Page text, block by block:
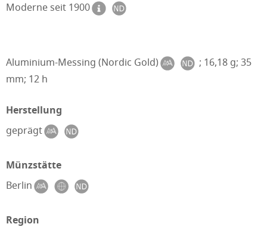
Moderne seit 1900
Aluminium-Messing (Nordic Gold)
; 16,18 g; 35
mm; 12 h
Herstellung
geprägt
Münzstätte
Berlin
Region